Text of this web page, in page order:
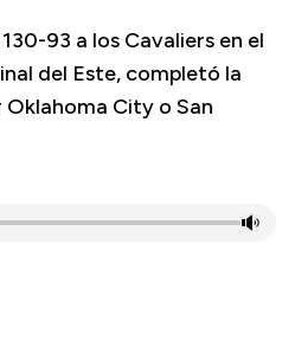
93 a los Cavaliers en el
del Este, completó la
City o San